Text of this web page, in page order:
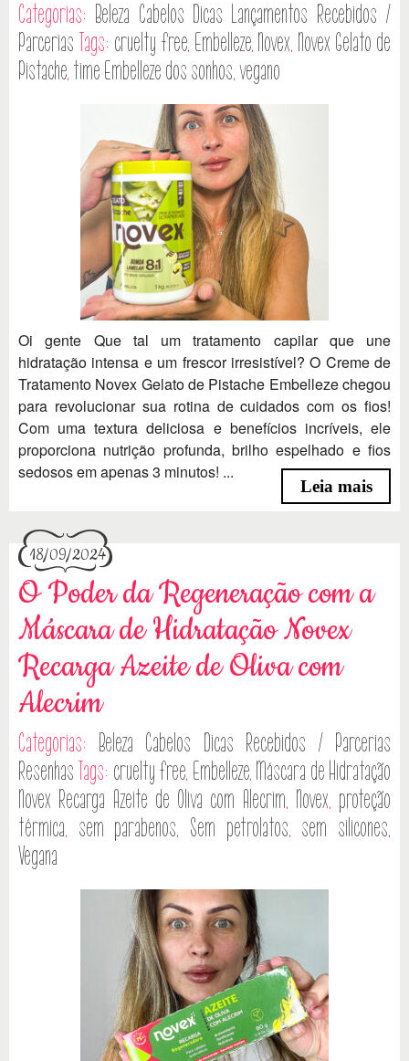
Categorias: Beleza Cabelos Dicas Lançamentos Recebidos /
Parcerias Tags: cruelty free, Embelleze, Novex, Novex Gelato de
Pistache, time Embelleze dos sonhos,vegano
Oi gente Que tal um tratamento capilar que une
hidratação intensa e um frescor irresistível? O Creme de
Tratamento Novex Gelato de Pistache Embelleze chegou
para revolucionar sua rotina de cuidados com os fios!
Com uma textura deliciosa e benefícios incríveis, ele
proporciona nutrição profunda, brilho espelhado e fios
sedosos em apenas 3 minutos! ...
Leia mais
18/09/2024
O Poder da Regeneração com a
Máscara de Hidratação Novex
Recarga Azeite de Oliva com
Alecrim
Categorias: Beleza Cabelos Dicas Recebidos / Parcerias
Resenhas Tags: cruelty free, Embelleze, Máscara de Hidratação
Novex Recarga Azeite de Oliva com Alecrim, Novex, proteção
térmica, sem parabenos, Sem petrolatos, sem silicones,
Vegana